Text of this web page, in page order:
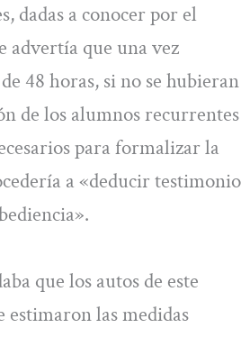
dadas a conocer por el
advertía que una vez
48 horas, si no se hubieran
de los alumnos recurrentes
para formalizar la
a «deducir testimonio
que los autos de este
estimaron las medidas